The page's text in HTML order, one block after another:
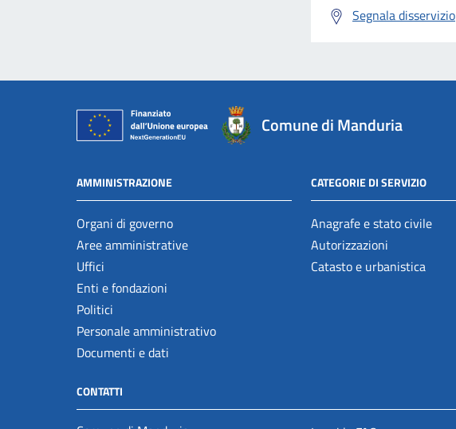
Segnala disservizio
Comune di Manduria
AMMINISTRAZIONE
Organi di governo
Aree amministrative
Uffici
Enti e fondazioni
Politici
Personale amministrativo
Documenti e dati
CATEGORIE DI SERVIZIO
Anagrafe e stato civile
Autorizzazioni
Catasto e urbanistica
CONTATTI